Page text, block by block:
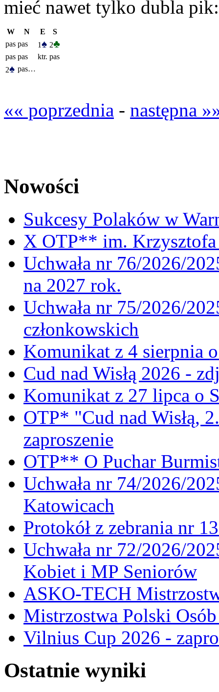
mieć nawet tylko dubla pik:
W N E
S
pas pas 1♠ 2♣
pas pas ktr. pas
2♠ pas…
«« poprzednia - następna
Nowości
Sukcesy Polaków w
X OTP** im. Krzysztofa
Uchwała nr 76/2026/
na 2027 rok.
Uchwała nr 75/2026/
członkowskich
Komunikat z 4 sierpnia
Cud nad Wisłą 2026 -
Komunikat z 27 lipca o
OTP* "Cud nad Wisłą,
zaproszenie
OTP** O Puchar
Uchwała nr 74/2026/
Katowicach
Protokół z zebrania nr
Uchwała nr 72/2026/
Kobiet i MP Seniorów
ASKO-TECH
Mistrzostwa Polski
Vilnius Cup 2026 -
Ostatnie wyniki